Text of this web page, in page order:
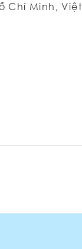
Chí Minh, Việt